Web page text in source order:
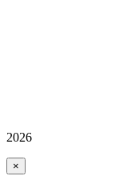
2026
×